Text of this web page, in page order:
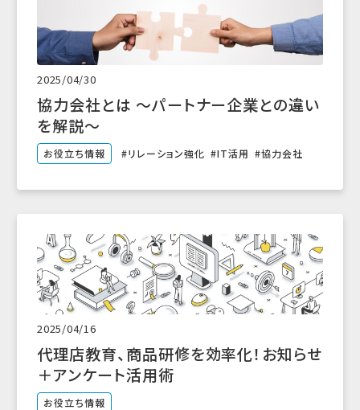
2025/04/30
協力会社とは ～パートナー企業との違い
を解説～
お役立ち情報 リレーション強化 IT活用 協力会社
2025/04/16
代理店教育、商品研修を効率化！お知らせ
＋アンケート活用術
お役立ち情報